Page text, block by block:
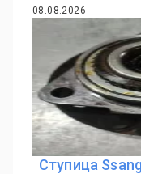
08.08.2026
Ступица